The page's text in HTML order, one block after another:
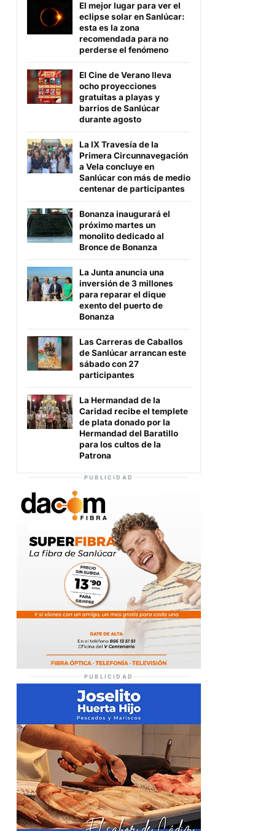
El mejor lugar para ver el
eclipse solar en Sanlúcar:
esta es la zona
recomendada para no
perderse el fenómeno
El Cine de Verano lleva
ocho proyecciones
gratuitas a playas y
barrios de Sanlúcar
durante agosto
La IX Travesía de la
Primera Circunnavegación
a Vela concluye en
Sanlúcar con más de medio
centenar de participantes
Bonanza inaugurará el
próximo martes un
monolito dedicado al
Bronce de Bonanza
La Junta anuncia una
inversión de 3 millones
para reparar el dique
exento del puerto de
Bonanza
Las Carreras de Caballos
de Sanlúcar arrancan este
sábado con 27
participantes
La Hermandad de la
Caridad recibe el templete
de plata donado por la
Hermandad del Baratillo
para los cultos de la
Patrona
PUBLICIDAD
PUBLICIDAD